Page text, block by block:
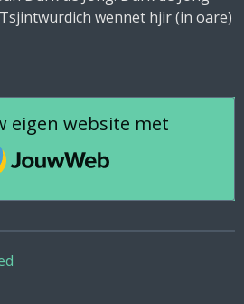
wennet hjir (in oare)
eigen website met